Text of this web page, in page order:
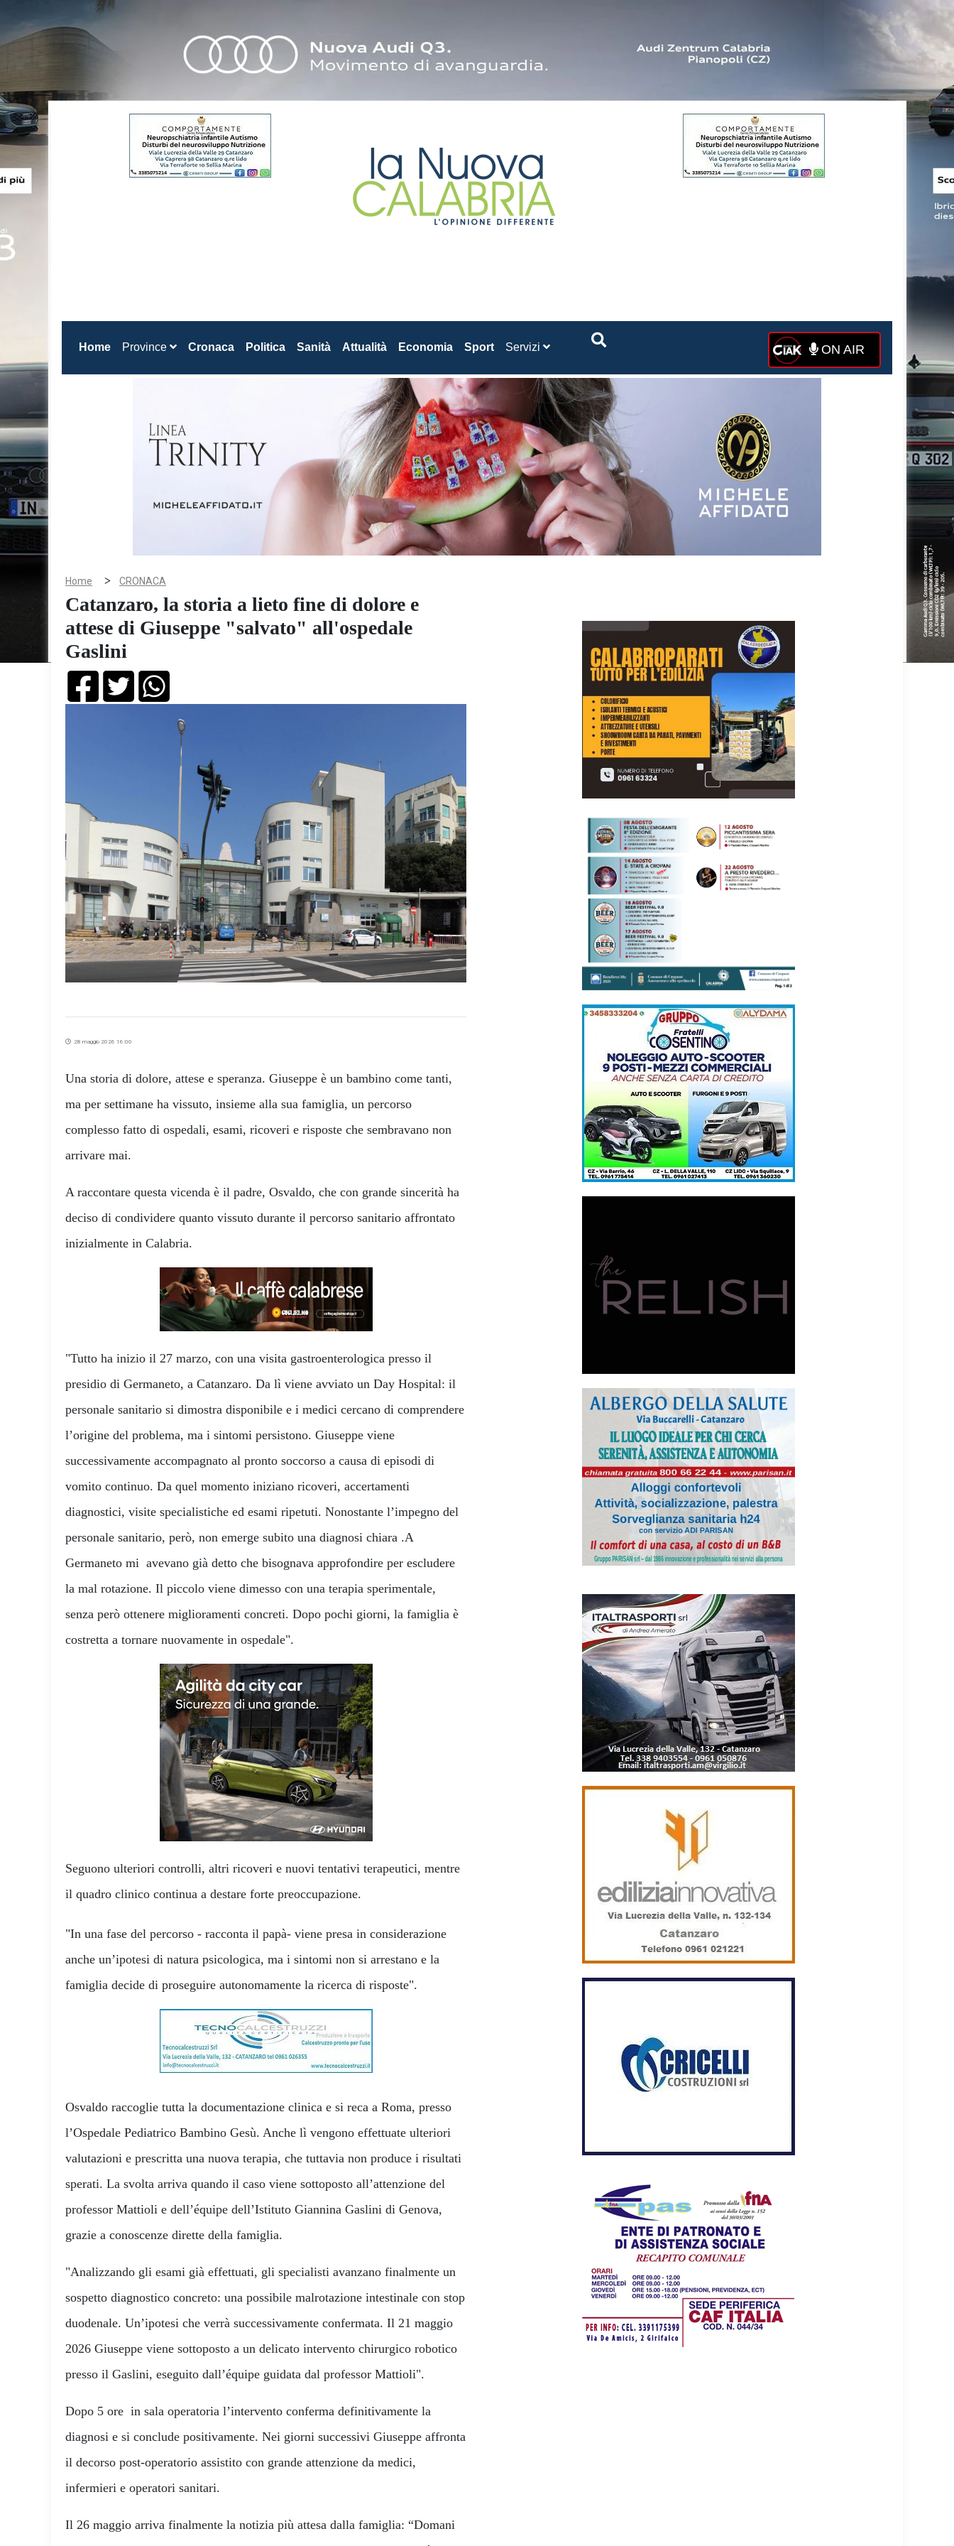
Home(current)
Province Cronaca Politica Sanità Attualità Economia Sport Servizi ON AIR
Home > CRONACA
Catanzaro, la storia a lieto fine di dolore e
attese di Giuseppe "salvato" all'ospedale
Gaslini
28 maggio 2026 16:00
Una storia di dolore, attese e speranza. Giuseppe è un bambino come tanti,
ma per settimane ha vissuto, insieme alla sua famiglia, un percorso
complesso fatto di ospedali, esami, ricoveri e risposte che sembravano non
arrivare mai.
A raccontare questa vicenda è il padre, Osvaldo, che con grande sincerità ha
deciso di condividere quanto vissuto durante il percorso sanitario affrontato
inizialmente in Calabria.
"Tutto ha inizio il 27 marzo, con una visita gastroenterologica presso il
presidio di Germaneto, a Catanzaro. Da lì viene avviato un Day Hospital: il
personale sanitario si dimostra disponibile e i medici cercano di comprendere
l’origine del problema, ma i sintomi persistono. Giuseppe viene
successivamente accompagnato al pronto soccorso a causa di episodi di
vomito continuo. Da quel momento iniziano ricoveri, accertamenti
diagnostici, visite specialistiche ed esami ripetuti. Nonostante l’impegno del
personale sanitario, però, non emerge subito una diagnosi chiara .A
Germaneto mi avevano già detto che bisognava approfondire per escludere
la mal rotazione. Il piccolo viene dimesso con una terapia sperimentale,
senza però ottenere miglioramenti concreti. Dopo pochi giorni, la famiglia è
costretta a tornare nuovamente in ospedale".
Seguono ulteriori controlli, altri ricoveri e nuovi tentativi terapeutici, mentre
il quadro clinico continua a destare forte preoccupazione.
"In una fase del percorso - racconta il papà- viene presa in considerazione
anche un’ipotesi di natura psicologica, ma i sintomi non si arrestano e la
famiglia decide di proseguire autonomamente la ricerca di risposte".
Osvaldo raccoglie tutta la documentazione clinica e si reca a Roma, presso
l’Ospedale Pediatrico Bambino Gesù. Anche lì vengono effettuate ulteriori
valutazioni e prescritta una nuova terapia, che tuttavia non produce i risultati
sperati. La svolta arriva quando il caso viene sottoposto all’attenzione del
professor Mattioli e dell’équipe dell’Istituto Giannina Gaslini di Genova,
grazie a conoscenze dirette della famiglia.
"Analizzando gli esami già effettuati, gli specialisti avanzano finalmente un
sospetto diagnostico concreto: una possibile malrotazione intestinale con stop
duodenale. Un’ipotesi che verrà successivamente confermata. Il 21 maggio
2026 Giuseppe viene sottoposto a un delicato intervento chirurgico robotico
presso il Gaslini, eseguito dall’équipe guidata dal professor Mattioli".
Dopo 5 ore in sala operatoria l’intervento conferma definitivamente la
diagnosi e si conclude positivamente. Nei giorni successivi Giuseppe affronta
il decorso post-operatorio assistito con grande attenzione da medici,
infermieri e operatori sanitari.
Il 26 maggio arriva finalmente la notizia più attesa dalla famiglia: “Domani